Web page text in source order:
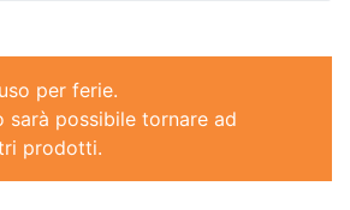
per ferie.
sarà possibile tornare ad
prodotti.